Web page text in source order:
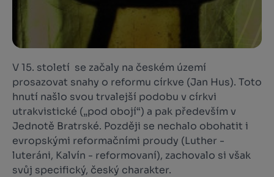
V 15. století se začaly na českém území
prosazovat snahy o reformu církve (Jan Hus). Toto
hnutí našlo svou trvalejší podobu v církvi
utrakvistické („pod obojí“) a pak především v
Jednotě Bratrské. Později se nechalo obohatit i
evropskými reformačními proudy (Luther -
luteráni, Kalvín - reformovaní), zachovalo si však
svůj specifický, český charakter.